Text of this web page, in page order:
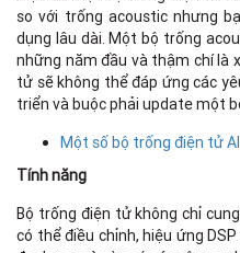
so với trống acoustic nhưng
dụng lâu dài. Một bộ trống
những năm đầu và thậm chí là
tử sẽ không thể đáp ứng các
triển và buộc phải update một
Một số bộ trống điện tử
Tính năng
Bộ trống điện tử không chỉ
có thể điều chỉnh, hiệu ứng